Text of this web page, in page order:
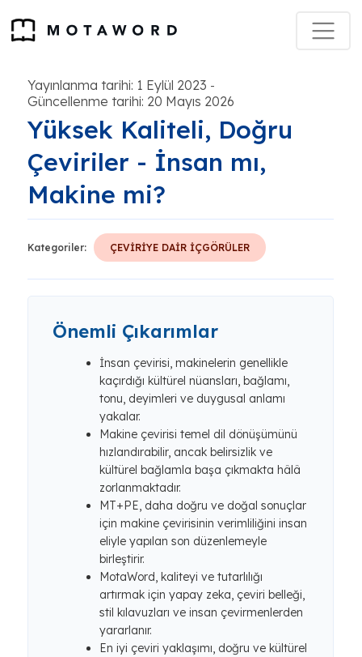
Yayınlanma tarihi: 1 Eylül 2023 -
Güncellenme tarihi: 20 Mayıs 2026
Yüksek Kaliteli, Doğru
Çeviriler - İnsan mı,
Makine mi?
Kategoriler: ÇEVİRİYE DAİR İÇGÖRÜLER
Önemli Çıkarımlar
İnsan çevirisi, makinelerin genellikle
kaçırdığı kültürel nüansları, bağlamı,
tonu, deyimleri ve duygusal anlamı
yakalar.
Makine çevirisi temel dil dönüşümünü
hızlandırabilir, ancak belirsizlik ve
kültürel bağlamla başa çıkmakta hâlâ
zorlanmaktadır.
MT+PE, daha doğru ve doğal sonuçlar
için makine çevirisinin verimliliğini insan
eliyle yapılan son düzenlemeyle
birleştirir.
MotaWord, kaliteyi ve tutarlılığı
artırmak için yapay zeka, çeviri belleği,
stil kılavuzları ve insan çevirmenlerden
yararlanır.
En iyi çeviri yaklaşımı, doğru ve kültürel